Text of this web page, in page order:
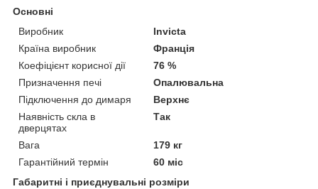
Основні
Виробник
Invicta
Країна виробник
Франція
Коефіцієнт корисної дії
76 %
Призначення печі
Опалювальна
Підключення до димаря
Верхнє
Наявність скла в
дверцятах
Так
Вага
179 кг
Гарантійний термін
60 міс
Габаритні і приєднувальні розміри